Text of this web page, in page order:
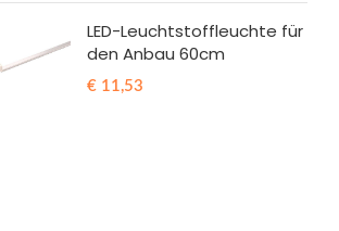
LED-Leuchtstoffleuchte für
den Anbau 60cm
€ 11,53